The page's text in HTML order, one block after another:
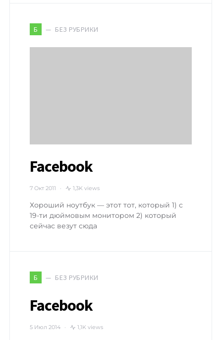
Б БЕЗ РУБРИКИ
Facebook
7 Окт 2011 1,3K views
Хороший ноутбук — этот тот, который 1) с
19-ти дюймовым монитором 2) который
сейчас везут сюда
Б БЕЗ РУБРИКИ
Facebook
5 Июл 2014 1,1K views